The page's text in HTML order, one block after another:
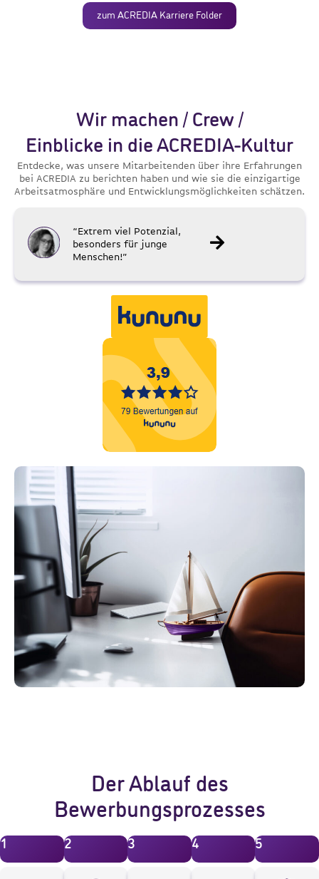
zum ACREDIA Karriere Folder
Wir machen / Crew /
Einblicke in die ACREDIA-Kultur
Entdecke, was unsere Mitarbeitenden über ihre Erfahrungen
bei ACREDIA zu berichten haben und wie sie die einzigartige
Arbeitsatmosphäre und Entwicklungsmöglichkeiten schätzen.
“Extrem viel Potenzial,
besonders für junge
Menschen!”
Der Ablauf des
Bewerbungsprozesses
1 2 3 4 5